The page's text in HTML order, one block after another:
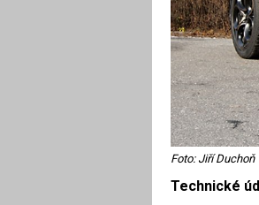
Foto: Jiří Duchoň
Technické